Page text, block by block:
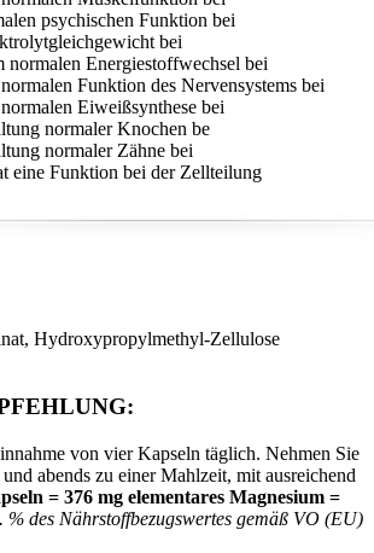
psychischen Funktion bei
bei
normalen Energiestoffwechsel bei
Funktion des Nervensystems bei
Eiweißsynthese bei
normaler Knochen be
normaler Zähne bei
eine Funktion bei der Zellteilung
Hydroxypropylmethyl-Zellulose
von vier Kapseln täglich. Nehmen Sie
abends zu einer Mahlzeit, mit ausreichend
= 376 mg elementares Magnesium =
% des Nährstoffbezugswertes gemäß VO (EU)